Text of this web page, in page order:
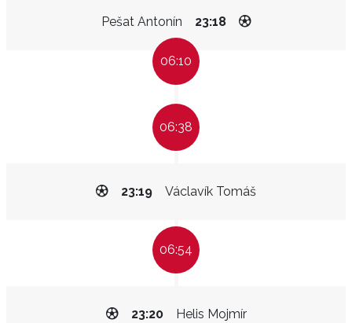
Pešat Antonín 23:18
06:10
06:38
Václavík Tomáš
23:19
06:54
Helis Mojmír
23:20